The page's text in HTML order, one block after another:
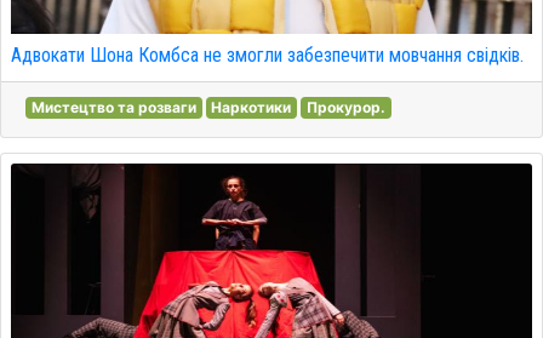
Адвокати Шона Комбса не змогли забезпечити мовчання свідків.
Мистецтво та розваги Наркотики Прокурор.